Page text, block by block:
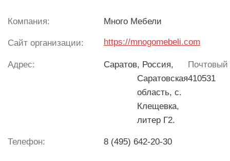
Компания: Много Мебели
Сайт организации: https://mnogomebeli.com
Адрес: Саратов, Россия,
Саратовская
область, с.
Клещевка,
литер Г2.
Почтовый
410531
Телефон: 8 (495) 642-20-30